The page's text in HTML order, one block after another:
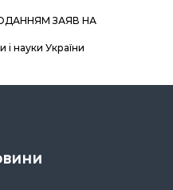
ЗАЯВ НА
і науки України